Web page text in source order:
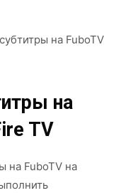
на FuboTV
на
TV
на FuboTV на